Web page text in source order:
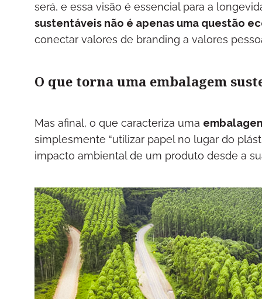
será, e essa visão é essencial para a
sustentáveis não é apenas uma questão
conectar valores de branding a valores
O que torna uma embalagem
Mas afinal, o que caracteriza uma
simplesmente “utilizar papel no lugar do
impacto ambiental de um produto desde a